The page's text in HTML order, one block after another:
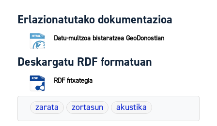
Erlazionatutako dokumentazioa
Datu-multzoa bistaratzea GeoDonostian
Deskargatu RDF formatuan
RDF fitxategia
zarata zortasun akustika